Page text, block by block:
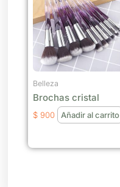
Belleza
Brochas cristal
$ 900 Añadir al carrito